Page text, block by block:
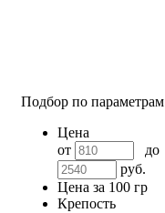
Подбор по параметрам
Цена
от
до
руб.
Цена за 100 гр
Крепость